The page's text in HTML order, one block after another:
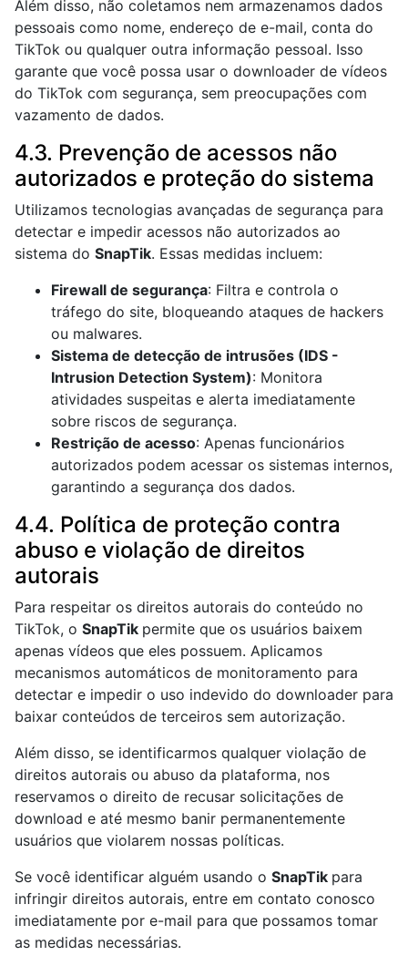
Além disso, não coletamos nem armazenamos dados
pessoais como nome, endereço de e-mail, conta do
TikTok ou qualquer outra informação pessoal. Isso
garante que você possa usar o downloader de vídeos
do TikTok com segurança, sem preocupações com
vazamento de dados.
4.3. Prevenção de acessos não
autorizados e proteção do sistema
Utilizamos tecnologias avançadas de segurança para
detectar e impedir acessos não autorizados ao
sistema do SnapTik. Essas medidas incluem:
Firewall de segurança: Filtra e controla o
tráfego do site, bloqueando ataques de hackers
ou malwares.
Sistema de detecção de intrusões (IDS -
Intrusion Detection System): Monitora
atividades suspeitas e alerta imediatamente
sobre riscos de segurança.
Restrição de acesso: Apenas funcionários
autorizados podem acessar os sistemas internos,
garantindo a segurança dos dados.
4.4. Política de proteção contra
abuso e violação de direitos
autorais
Para respeitar os direitos autorais do conteúdo no
TikTok, o SnapTik permite que os usuários baixem
apenas vídeos que eles possuem. Aplicamos
mecanismos automáticos de monitoramento para
detectar e impedir o uso indevido do downloader para
baixar conteúdos de terceiros sem autorização.
Além disso, se identificarmos qualquer violação de
direitos autorais ou abuso da plataforma, nos
reservamos o direito de recusar solicitações de
download e até mesmo banir permanentemente
usuários que violarem nossas políticas.
Se você identificar alguém usando o SnapTik para
infringir direitos autorais, entre em contato conosco
imediatamente por e-mail para que possamos tomar
as medidas necessárias.